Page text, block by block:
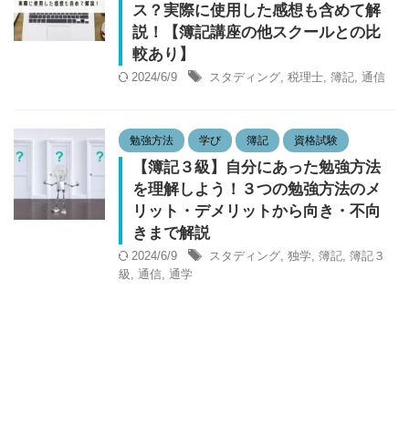
ス？実際に使用した感想も含めて解
説！【簿記講座の他スクールとの比
較あり】
2024/6/9 スタディング, 税理士, 簿記, 通信
勉強方法 学び 簿記 資格試験
【簿記３級】自分にあった勉強方法
を理解しよう！３つの勉強方法のメ
リット・デメリットから向き・不向
きまで解説
2024/6/9 スタディング, 独学, 簿記, 簿記３
級 , 通信, 通学